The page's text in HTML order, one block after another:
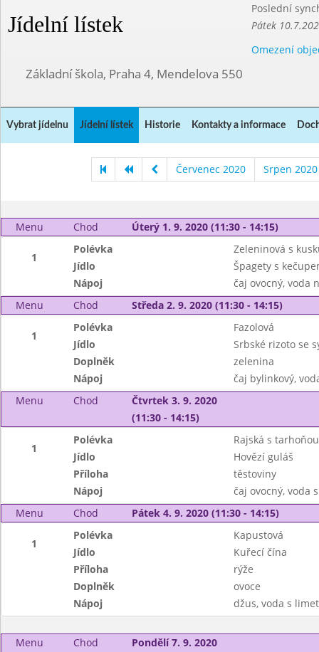
Jídelní lístek
Poslední
Pátek
Omezení
Základní škola, Praha 4, Mendelova 550
Vybrat jídelnu Jídelní lístek Historie Kontakty a informace
Červenec 2020 Srpen 2020
Menu Chod Úterý 1. 9. 2020 (11:30 - 14:15)
1
Polévka
Zeleninová s
Jídlo
Špagety s
Nápoj
čaj ovocný, voda
Menu
Chod Středa 2. 9. 2020 (11:30 - 14:15)
1
Polévka
Fazolová
Jídlo
Srbské rizoto se
Doplněk
zelenina
Nápoj
čaj bylinkový,
Menu
Chod
Čtvrtek 3. 9. 2020
(11:30 - 14:15)
1
Polévka
Rajská s tarhoňou
Jídlo
Hovězí guláš
Příloha
těstoviny
Nápoj
čaj ovocný, voda
Menu
Chod Pátek 4. 9. 2020 (11:30 - 14:15)
1
Polévka
Kapustová
Jídlo
Kuřecí čína
Příloha
rýže
Doplněk
ovoce
Nápoj
džus, voda s
Menu Chod
Pondělí 7. 9. 2020